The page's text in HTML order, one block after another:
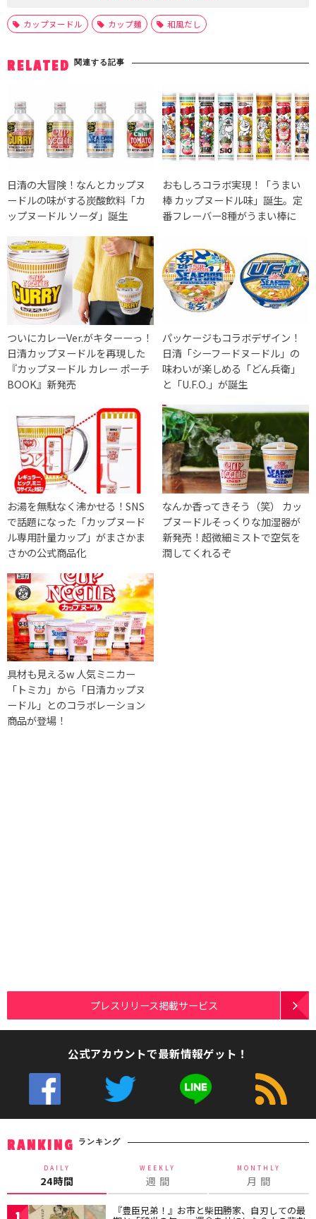
カップヌードル カップ麺 和風だし
RELATED 関連する記事
日清の大冒険！なんとカップヌ
ードルの味がする炭酸飲料「カ
ップヌードル ソーダ」誕生
おもしろコラボ実現！「うまい
棒 カップヌードル味」誕生。定
番フレーバー8種がうまい棒に
ついにカレーVer.がキターーっ！
日清カップヌードルを再現した
『カップヌードル カレー ポーチ
BOOK』新発売
パッケージもコラボデザイン！
日清「シーフードヌードル」の
味わいが楽しめる「どん兵衛」
と「U.F.O.」が誕生
お湯を無駄なく沸かせる！SNS
で話題になった「カップヌード
ル専用計量カップ」がまさかま
さかの公式商品化
なんか香ってきそう（笑） カッ
プヌードルそっくりな加湿器が
新発売！超微細ミストで空気を
潤してくれるぞ
具材も見えるw 人気ミニカー
「トミカ」から「日清カップヌ
ードル」とのコラボレーション
商品が登場！
プレスリリース掲載サービス
公式アカウントで最新情報ゲット！
RANKING ランキング
DAILY
24時間
WEEKLY
週 間
MONTHLY
月 間
『豊臣兄弟！』お市と柴田勝家、自刃しての最